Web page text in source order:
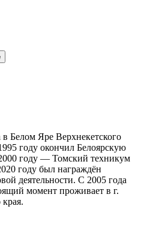
в Белом Яре Верхнекетского
году окончил Белоярскую
году — Томский техникум
году был награждён
деятельности. С 2005 года
момент проживает в г.